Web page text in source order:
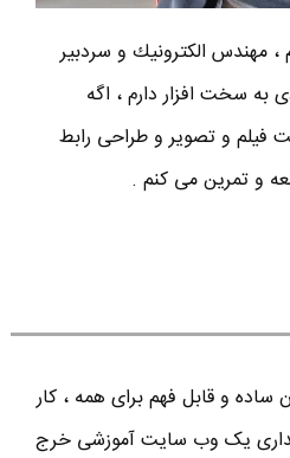
مهندس الكترونيك و سردبير
به سخت افزار دارم ، اگه
فیلم و تصویر و طراحی رابط
و تمرین می کنم .
و قابل فهم برای همه ، کار
یک وب سایت آموزشی خرج